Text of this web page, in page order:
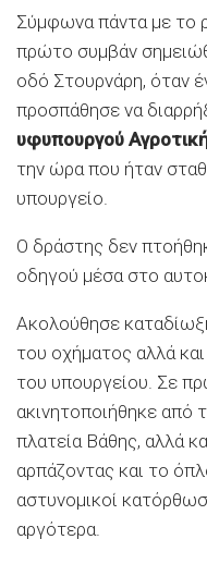
Σύμφωνα πάντα με το
πρώτο συμβάν
οδό Στουρνάρη, όταν
προσπάθησε να
υφυπουργού
την ώρα που ήταν
υπουργείο.
Ο δράστης δεν
οδηγού μέσα στο
Ακολούθησε
του οχήματος αλλά
του υπουργείου. Σε
ακινητοποιήθηκε από
πλατεία Βάθης, αλλά
αρπάζοντας και το
αστυνομικοί
αργότερα.